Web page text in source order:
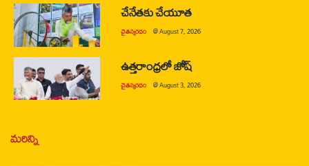
చేనేతకు చేయూత
చైతన్యరధం @August 7, 2026
ఉత్తరాంధ్రలో జోష్
చైతన్యరధం @August 3, 2026
మరిన్ని